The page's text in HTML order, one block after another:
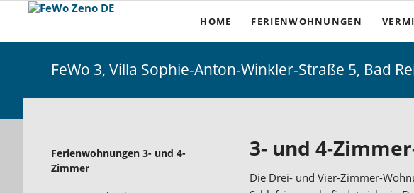
HOME FERIENWOHNUNGEN
Ferienhäuser in Bad Reichenhall
FeWo 3, Villa Sophie-Anton-Winkler-Straße 5, Bad
3- und 4-
Die Drei- und Vier-Zimmer-
Navigation
überspringen
Ferienwohnungen 3- und 4-
Zimmer